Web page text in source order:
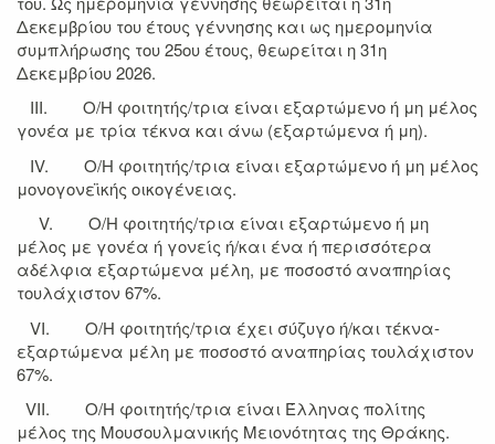
Δεκεμβρίου του έτους γέννησης και ως ημερομηνία
συμπλήρωσης του 25ου έτους, θεωρείται η 31η
Δεκεμβρίου 2026.
III. Ο/Η φοιτητής/τρια είναι εξαρτώμενο ή μη μέλος
γονέα με τρία τέκνα και άνω (εξαρτώμενα ή μη).
IV. Ο/Η φοιτητής/τρια είναι εξαρτώμενο ή μη μέλος
μονογονεϊκής οικογένειας.
V. Ο/Η φοιτητής/τρια είναι εξαρτώμενο ή μη
μέλος με γονέα ή γονείς ή/και ένα ή περισσότερα
αδέλφια εξαρτώμενα μέλη, με ποσοστό αναπηρίας
τουλάχιστον 67%.
VI. Ο/Η φοιτητής/τρια έχει σύζυγο ή/και τέκνα-
εξαρτώμενα μέλη με ποσοστό αναπηρίας τουλάχιστον
67%.
VII. Ο/Η φοιτητής/τρια είναι Έλληνας πολίτης
μέλος της Μουσουλμανικής Μειονότητας της Θράκης.